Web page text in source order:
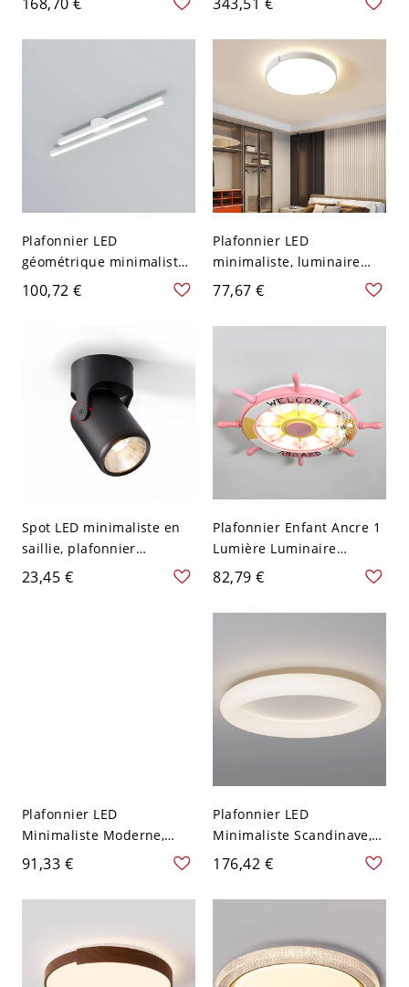
- Blanc 110 V-120 V 50,8
cm Gradation à trois
une douce lueur
d’ambiance - Orange 110
V-120 V Grand
Plafonnier LED
géométrique minimaliste,
luminaire de plafond
linéaire en aluminium
110 V-120 V 59,69 cm
100,72 €
Plafonnier LED
minimaliste, luminaire
géométrique à profil bas
avec abat-jour en
acrylique - 110 V-120 V
77,67 €
Spot LED minimaliste en
saillie, plafonnier
directionnel réglable pour
art et accent - Noir 110 V-
23,45 €
Plafonnier Enfant Ancre 1
Lumière Luminaire
Encastré Acrylique - Rose
110 V-120 V
82,79 €
Plafonnier LED
Minimaliste Moderne,
Luminaire Géométrique
Encastré avec Haut IRC
pour Plafonds Bas - Noir
91,33 €
Plafonnier LED
Minimaliste Scandinave,
Luminaire Encastré à
Éclat Doux pour Chambre
& Chambre d'Enfant - 110
176,42 €